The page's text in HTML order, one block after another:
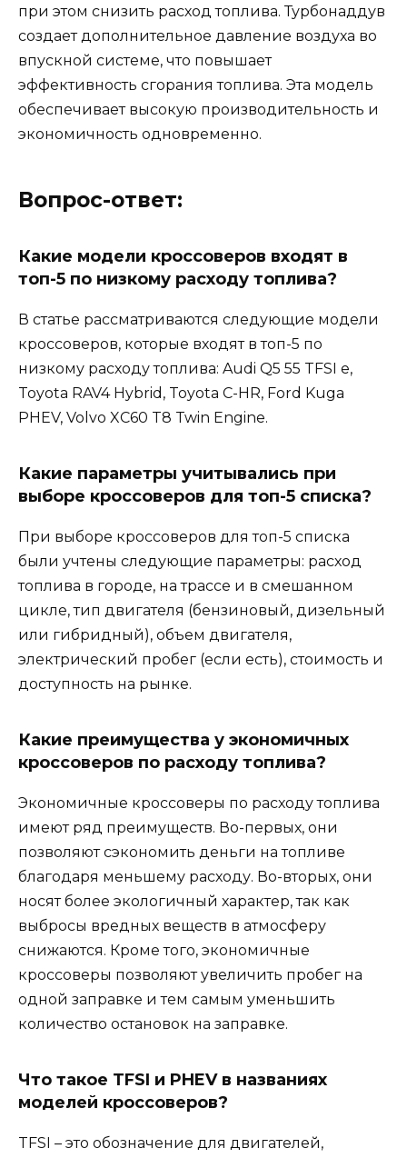
при этом снизить расход топлива. Турбонаддув
создает дополнительное давление воздуха во
впускной системе, что повышает
эффективность сгорания топлива. Эта модель
обеспечивает высокую производительность и
экономичность одновременно.
Вопрос-ответ:
Какие модели кроссоверов входят в
топ-5 по низкому расходу топлива?
В статье рассматриваются следующие модели
кроссоверов, которые входят в топ-5 по
низкому расходу топлива: Audi Q5 55 TFSI e,
Toyota RAV4 Hybrid, Toyota C-HR, Ford Kuga
PHEV, Volvo XC60 T8 Twin Engine.
Какие параметры учитывались при
выборе кроссоверов для топ-5 списка?
При выборе кроссоверов для топ-5 списка
были учтены следующие параметры: расход
топлива в городе, на трассе и в смешанном
цикле, тип двигателя (бензиновый, дизельный
или гибридный), объем двигателя,
электрический пробег (если есть), стоимость и
доступность на рынке.
Какие преимущества у экономичных
кроссоверов по расходу топлива?
Экономичные кроссоверы по расходу топлива
имеют ряд преимуществ. Во-первых, они
позволяют сэкономить деньги на топливе
благодаря меньшему расходу. Во-вторых, они
носят более экологичный характер, так как
выбросы вредных веществ в атмосферу
снижаются. Кроме того, экономичные
кроссоверы позволяют увеличить пробег на
одной заправке и тем самым уменьшить
количество остановок на заправке.
Что такое TFSI и PHEV в названиях
моделей кроссоверов?
TFSI – это обозначение для двигателей,